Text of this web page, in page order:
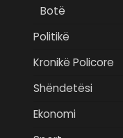
Botë
Politikë
Kronikë Policore
Shëndetësi
Ekonomi